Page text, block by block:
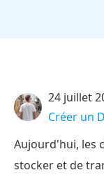
24 juillet
Créer un
Aujourd'hui, les
stocker et de